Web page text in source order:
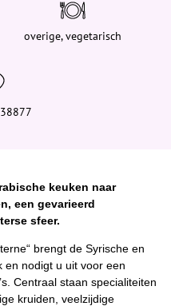
overige, vegetarisch
keuken naar
een gevarieerd
sfeer.
brengt de Syrische en
en nodigt u uit voor een
Centraal staan specialiteiten
kruiden, veelzijdige